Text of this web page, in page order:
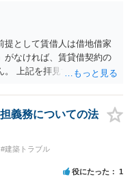
ることをおすすめしま
提として賃借人は借地借家
がなければ、賃貸借契約の
。 上記を拝見する限り、通
当事由に当たるとは思えま
よろしいかと存じます。 そ
去には応じる旨交渉をして
の許可なく無断で賃貸人が
事的にも住居侵入罪が成
一定の金銭賠償を求める
義務についての法
#建築トラブル
役にたった 1